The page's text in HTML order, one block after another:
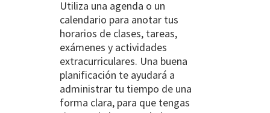
Utiliza una agenda o un
calendario para anotar tus
horarios de clases, tareas,
exámenes y actividades
extracurriculares. Una buena
planificación te ayudará a
administrar tu tiempo de una
forma clara, para que tengas